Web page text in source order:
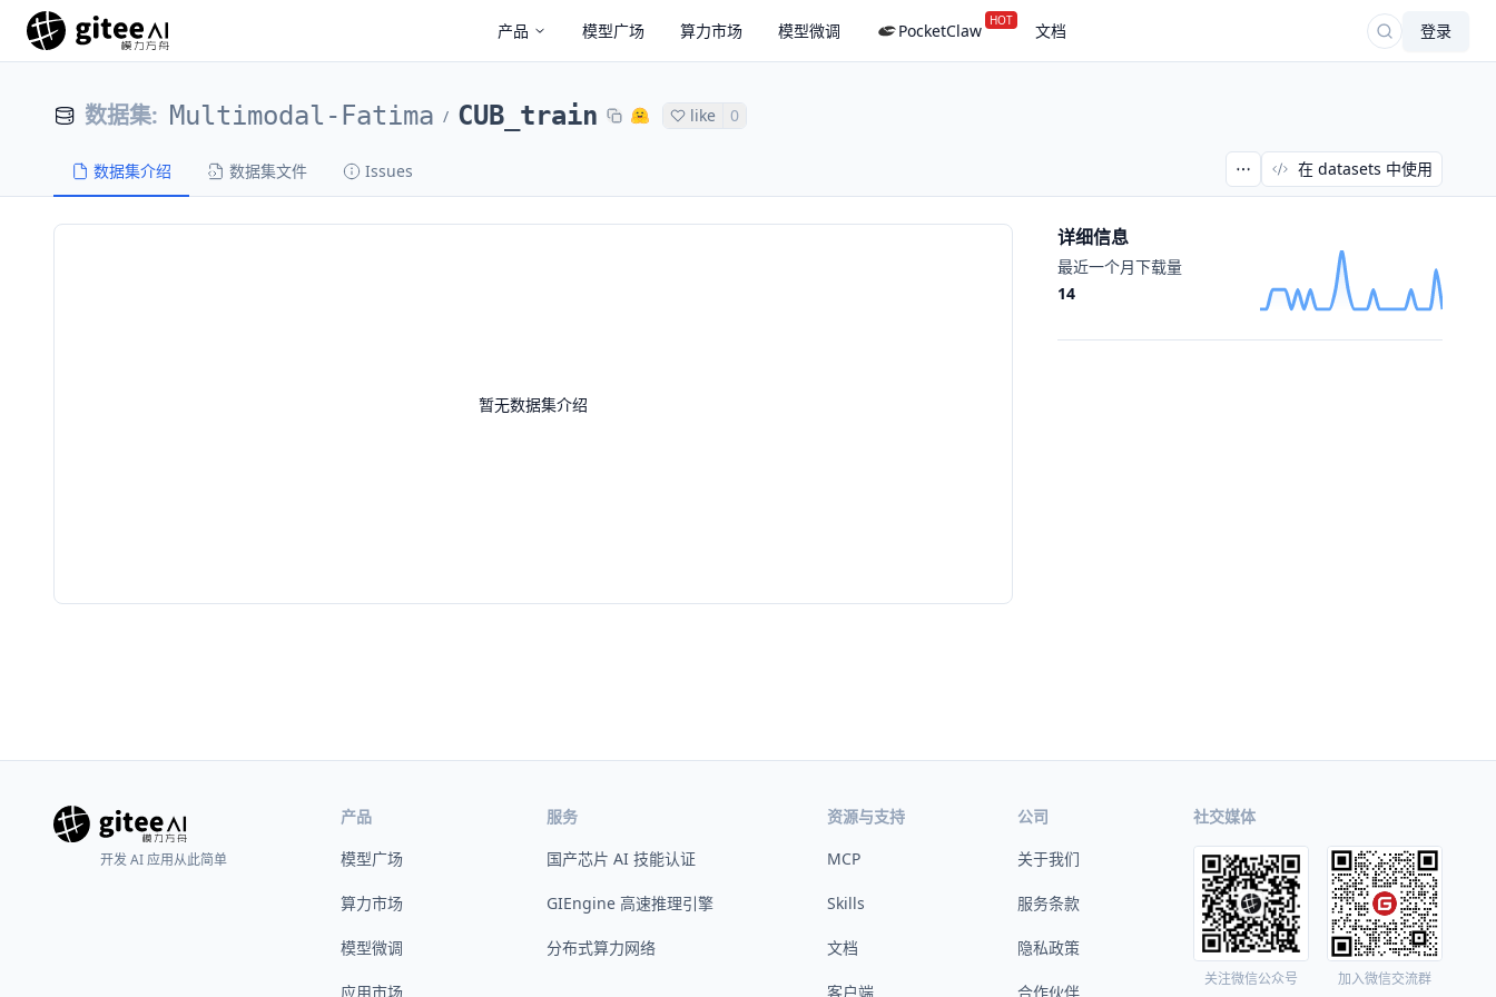
产品 模型广场 算力市场 模型微调 PocketClaw HOT 文档 登录
数据集: Multimodal-Fatima / CUB_train like 0
数据集介绍 数据集文件 Issues 在 datasets 中使用
暂无数据集介绍
详细信息
最近一个月下载量
14
开发 AI 应用从此简单
产品
模型广场
算力市场
模型微调
应用市场
服务
国产芯片 AI 技能认证
GIEngine 高速推理引擎
分布式算力网络
资源与支持
MCP
Skills
文档
客户端
公司
关于我们
服务条款
隐私政策
合作伙伴
社交媒体
关注微信公众号 加入微信交流群